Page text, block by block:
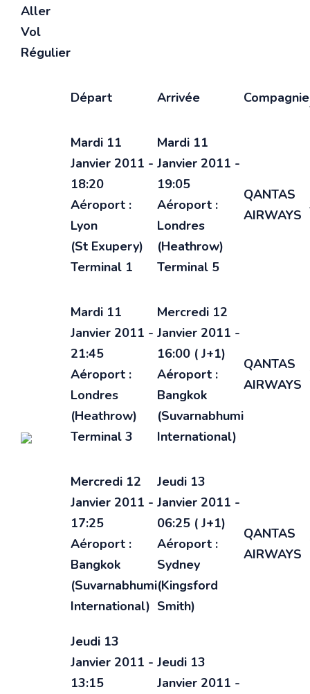
Aller
Vol
Régulier
Départ Arrivée Compagnie
Mardi 11
Janvier 2011 -
18:20
Aéroport :
Lyon
(St Exupery)
Terminal 1
Mardi 11
Janvier 2011 -
19:05
Aéroport :
Londres
(Heathrow)
Terminal 5
QANTAS
AIRWAYS
Mardi 11
Janvier 2011 -
21:45
Aéroport :
Londres
(Heathrow)
Terminal 3
Mercredi 12
Janvier 2011 -
16:00 ( J+1)
Aéroport :
Bangkok
(Suvarnabhumi
International)
QANTAS
AIRWAYS
Mercredi 12
Janvier 2011 -
17:25
Aéroport :
Bangkok
(Suvarnabhumi
International)
Jeudi 13
Janvier 2011 -
06:25 ( J+1)
Aéroport :
Sydney
(Kingsford
Smith)
QANTAS
AIRWAYS
Jeudi 13
Janvier 2011 -
13:15
Jeudi 13
Janvier 2011 -